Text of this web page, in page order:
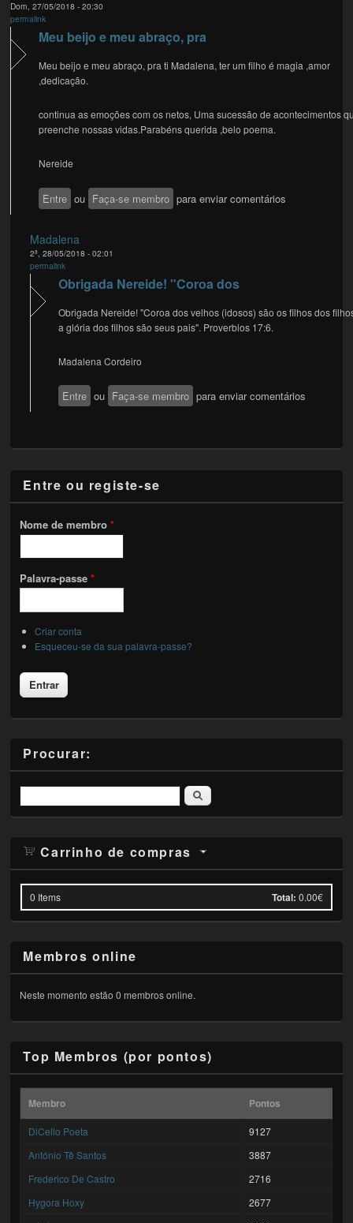
Dom, 27/05/2018 - 20:30
permalink
Meu beijo e meu abraço, pra
Meu beijo e meu abraço, pra ti Madalena, ter um filho é magia ,amor
,dedicação.
continua as emoções com os netos, Uma sucessão de acontecimentos
preenche nossas vidas.Parabéns querida ,belo poema.
Nereide
Entre ou Faça-se membro para enviar comentários
Madalena
2ª, 28/05/2018 - 02:01
permalink
Obrigada Nereide! "Coroa dos
Obrigada Nereide! "Coroa dos velhos (idosos) são os filhos dos
a glória dos filhos são seus pais". Proverbios 17:6.
Madalena Cordeiro
Entre ou Faça-se membro para enviar comentários
Entre ou registe-se
Nome de membro*
Palavra-passe*
Criar conta
Esqueceu-se da sua palavra-passe?
Procurar:
Pesquisar
Carrinho de compras
0 Items Total: 0.00€
Membros online
Neste momento estão 0 membros online.
Top Membros (por pontos)
Membro Pontos
DiCello Poeta
9127
António Tê Santos
3887
Frederico De Castro
2716
Hygora Hoxy
2677